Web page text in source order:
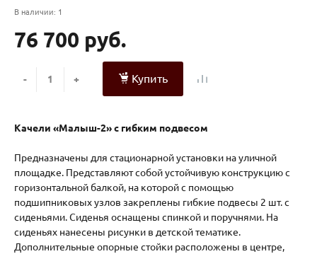
В наличии: 1
76 700 руб.
- + Купить
Качели «Малыш-2» с гибким подвесом
Предназначены для стационарной установки на уличной
площадке. Представляют собой устойчивую конструкцию с
горизонтальной балкой, на которой с помощью
подшипниковых узлов закреплены гибкие подвесы 2 шт. с
сиденьями. Сиденья оснащены спинкой и поручнями. На
сиденьях нанесены рисунки в детской тематике.
Дополнительные опорные стойки расположены в центре,